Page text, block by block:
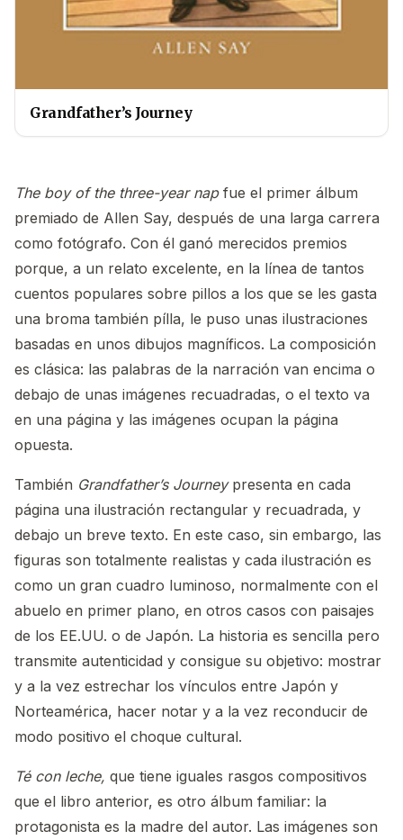
Grandfather’s Journey
The boy of the three-year napfue el primer álbum
premiado de Allen Say, después de una larga carrera
como fotógrafo. Con él ganó merecidos premios
porque, a un relato excelente, en la línea de tantos
cuentos populares sobre pillos a los que se les gasta
una broma también pílla, le puso unas ilustraciones
basadas en unos dibujos magníficos. La composición
es clásica: las palabras de la narración van encima o
debajo de unas imágenes recuadradas, o el texto va
en una página y las imágenes ocupan la página
opuesta.
También Grandfather’s Journeypresenta en cada
página una ilustración rectangular y recuadrada, y
debajo un breve texto. En este caso, sin embargo, las
figuras son totalmente realistas y cada ilustración es
como un gran cuadro luminoso, normalmente con el
abuelo en primer plano, en otros casos con paisajes
de los EE.UU. o de Japón. La historia es sencilla pero
transmite autenticidad y consigue su objetivo: mostrar
y a la vez estrechar los vínculos entre Japón y
Norteamérica, hacer notar y a la vez reconducir de
modo positivo el choque cultural.
Té con leche, que tiene iguales rasgos compositivos
que el libro anterior, es otro álbum familiar: la
protagonista es la madre del autor. Las imágenes son